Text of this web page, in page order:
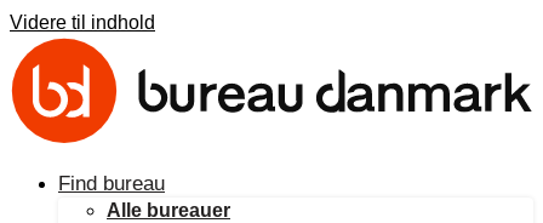
Videre til indhold
Find bureau
Alle bureauer